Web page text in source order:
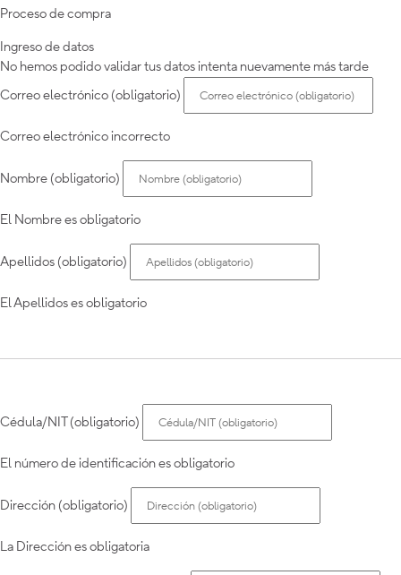
Proceso de compra
Ingreso de datos
No hemos podido validar tus datos intenta nuevamente más tarde
Correo electrónico (obligatorio)
Correo electrónico incorrecto
Nombre (obligatorio)
El Nombre es obligatorio
Apellidos (obligatorio)
El Apellidos es obligatorio
Cédula/NIT (obligatorio)
El número de identificación es obligatorio
Dirección (obligatorio)
La Dirección es obligatoria